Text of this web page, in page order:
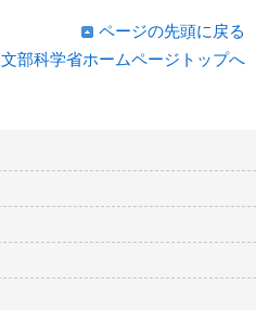
ページの先頭に戻る
文部科学省ホームページトップへ